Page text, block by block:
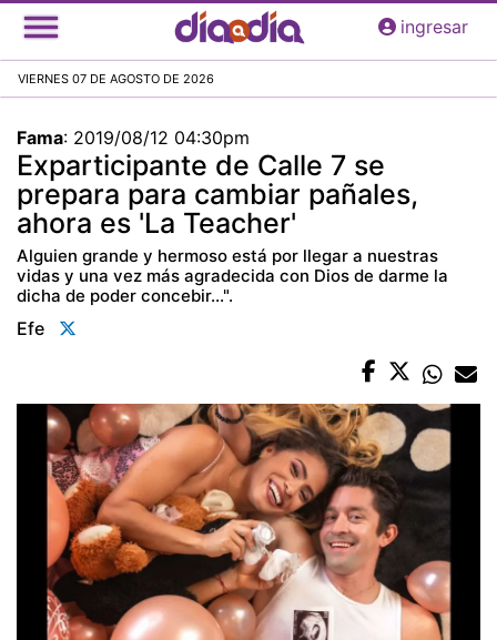
Pasar
al
principal
ingresar
VIERNES 07 DE AGOSTO DE 2026
Fama: 2019/08/12 04:30pm
Exparticipante de Calle 7 se
prepara para cambiar pañales,
ahora es 'La Teacher'
Alguien grande y hermoso está por llegar a nuestras
vidas y una vez más agradecida con Dios de darme la
dicha de poder concebir...".
Efe